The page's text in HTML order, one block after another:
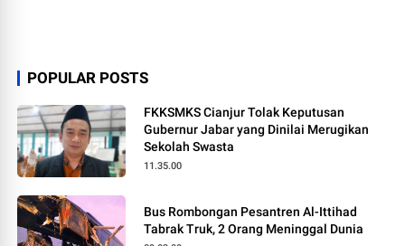
POPULAR POSTS
FKKSMKS Cianjur Tolak Keputusan
Gubernur Jabar yang Dinilai Merugikan
Sekolah Swasta
11.35.00
Bus Rombongan Pesantren Al-Ittihad
Tabrak Truk, 2 Orang Meninggal Dunia